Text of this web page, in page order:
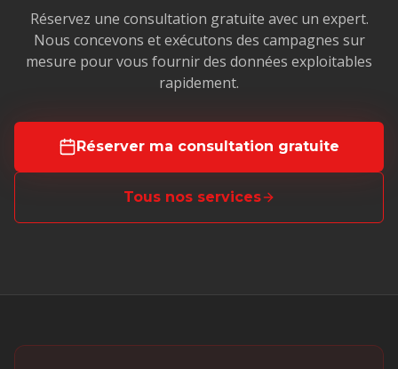
Réservez une consultation gratuite avec un expert.
Nous concevons et exécutons des campagnes sur
mesure pour vous fournir des données exploitables
rapidement.
Réserver ma consultation gratuite
Tous nos services